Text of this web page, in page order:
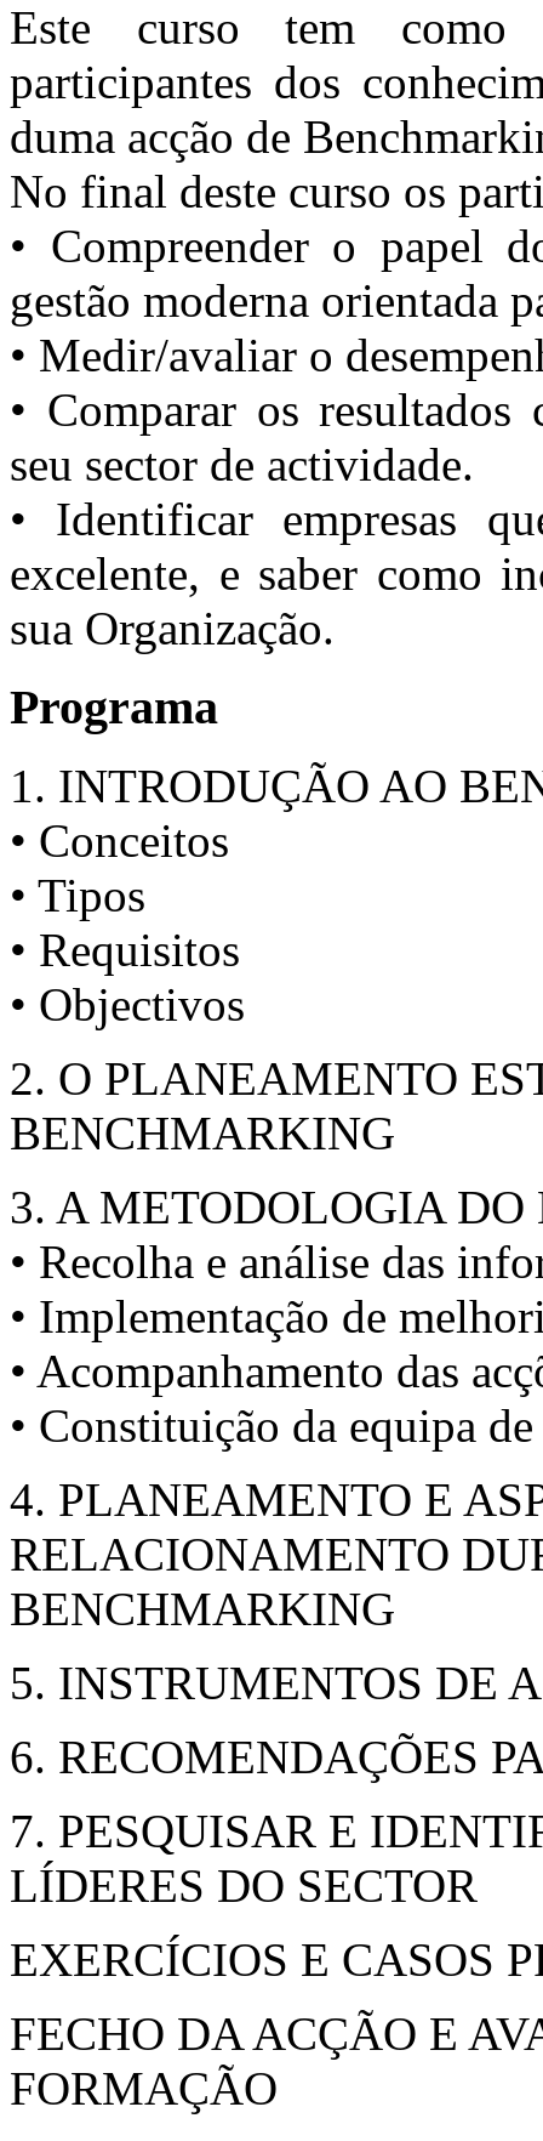
Este curso tem como
participantes dos
duma acção de
No final deste curso os
• Compreender o papel
gestão moderna orientada
• Medir/avaliar o
• Comparar os
seu sector de actividade.
• Identificar empresas
excelente, e saber como
sua Organização.
Programa
1. INTRODUÇÃO AO
• Conceitos
• Tipos
• Requisitos
• Objectivos
2. O PLANEAMENTO
BENCHMARKING
3. A METODOLOGIA
• Recolha e análise das
• Implementação de
• Acompanhamento das
• Constituição da equipa
4. PLANEAMENTO E
RELACIONAMENTO
BENCHMARKING
5. INSTRUMENTOS DE
6. RECOMENDAÇÕES
7. PESQUISAR E
LÍDERES DO SECTOR
EXERCÍCIOS E CASOS
FECHO DA ACÇÃO E
FORMAÇÃO